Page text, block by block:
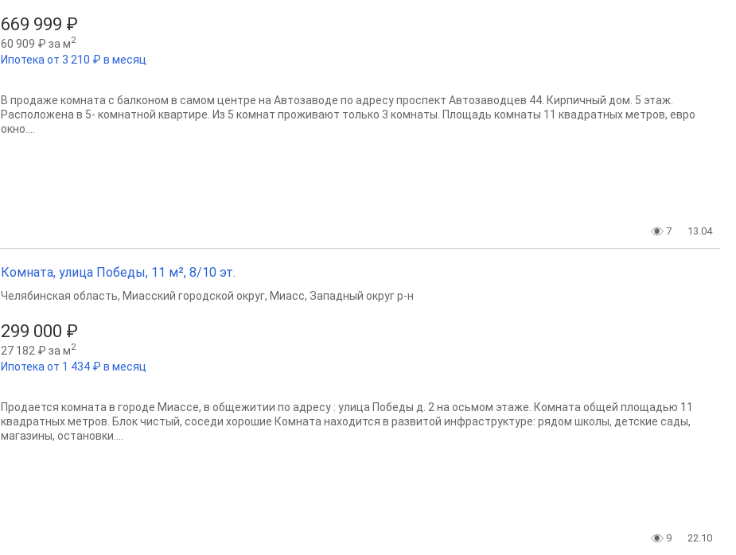
669 999 ₽
60 909 ₽ за м2
Ипотека от 3 210 ₽ в месяц
В продаже комната с балконом в самом центре на Автозаводе по адресу проспект Автозаводцев 44. Кирпичный дом. 5 этаж.
Расположена в 5- комнатной квартире. Из 5 комнат проживают только 3 комнаты. Площадь комнаты 11 квадратных метров, евро
окно....
7 13.04
Комната, улица Победы, 11 м², 8/10 эт.
299 000 ₽
27 182 ₽ за м2
Ипотека от 1 434 ₽ в месяц
Челябинская область, Миасский городской округ, Миасс, Западный округ р-н
Продается комната в городе Миассе, в общежитии по адресу : улица Победы д. 2 на осьмом этаже. Комната общей площадью 11
квадратных метров. Блок чистый, соседи хорошие Комната находится в развитой инфраструктуре: рядом школы, детские сады,
магазины, остановки....
9 22.10